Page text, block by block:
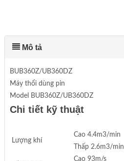
Mô tả
BUB360Z/UB360DZ
Máy thổi dùng pin
Model BUB360Z/UB360DZ
Chi tiết kỹ thuật
Lượng khí
Cao 4.4m3/min
Thấp 2.6m3/min
Cao 93m/s